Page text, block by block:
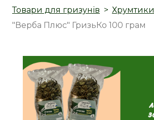
Товари для гризунів
Хрумтики
"Верба Плюс" ГризьКо 100 грам